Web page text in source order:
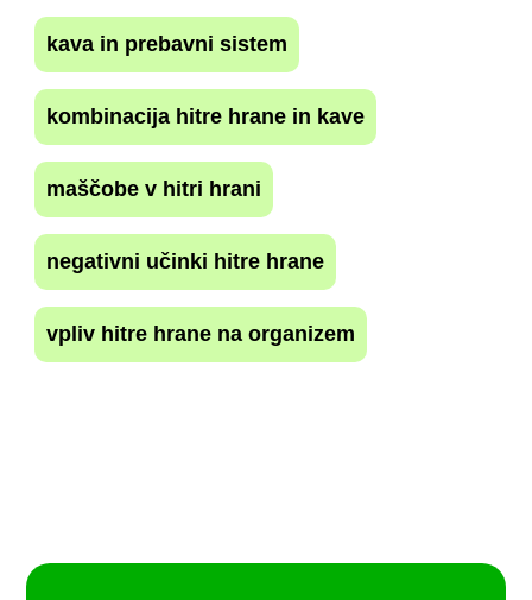
kava in prebavni sistem
kombinacija hitre hrane in kave
maščobe v hitri hrani
negativni učinki hitre hrane
vpliv hitre hrane na organizem